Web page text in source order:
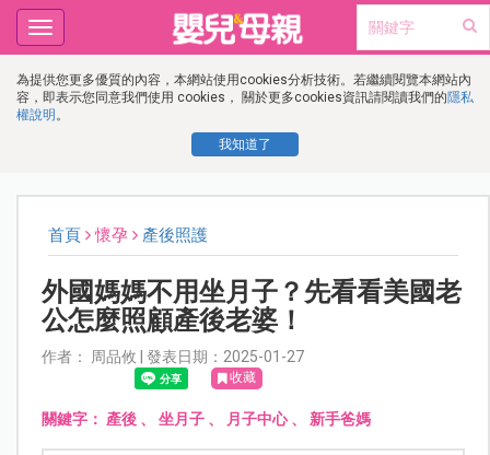
為提供您更多優質的內容，本網站使用cookies分析技術。若繼續閱覽本網站內
容，即表示您同意我們使用 cookies， 關於更多cookies資訊請閱讀我們的隱私
權說明 。
我知道了
Toggle
navigation
首頁 懷孕 產後照護
外國媽媽不用坐月子？先看看美國老
公怎麼照顧產後老婆！
作者： 周品攸 | 發表日期：2025-01-27
收藏
關鍵字： 產後、 坐月子、 月子中心、 新手爸媽